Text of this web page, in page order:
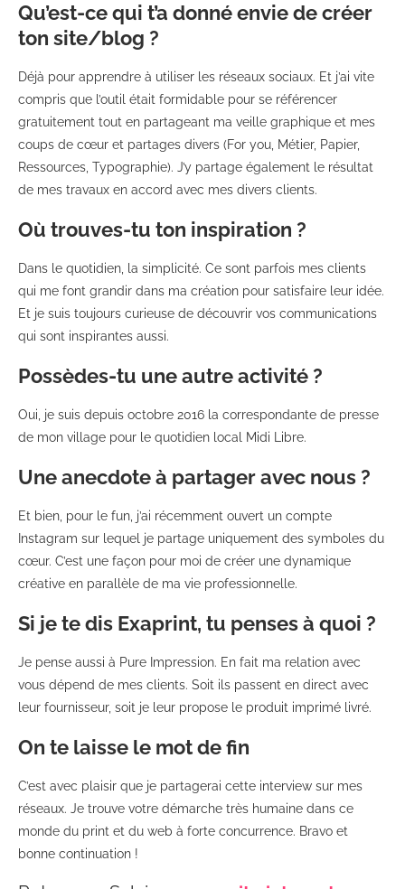
Qu’est-ce qui t’a donné envie de créer
ton site/blog ?
Déjà pour apprendre à utiliser les réseaux sociaux. Et j’ai vite
compris que l’outil était formidable pour se référencer
gratuitement tout en partageant ma veille graphique et mes
coups de cœur et partages divers (For you, Métier, Papier,
Ressources, Typographie). J’y partage également le résultat
de mes travaux en accord avec mes divers clients.
Où trouves-tu ton inspiration ?
Dans le quotidien, la simplicité. Ce sont parfois mes clients
qui me font grandir dans ma création pour satisfaire leur idée.
Et je suis toujours curieuse de découvrir vos communications
qui sont inspirantes aussi.
Possèdes-tu une autre activité ?
Oui, je suis depuis octobre 2016 la correspondante de presse
de mon village pour le quotidien local Midi Libre.
Une anecdote à partager avec nous ?
Et bien, pour le fun, j’ai récemment ouvert un compte
Instagram sur lequel je partage uniquement des symboles du
cœur. C’est une façon pour moi de créer une dynamique
créative en parallèle de ma vie professionnelle.
Si je te dis Exaprint, tu penses à quoi ?
Je pense aussi à Pure Impression. En fait ma relation avec
vous dépend de mes clients. Soit ils passent en direct avec
leur fournisseur, soit je leur propose le produit imprimé livré.
On te laisse le mot de fin
C’est avec plaisir que je partagerai cette interview sur mes
réseaux. Je trouve votre démarche très humaine dans ce
monde du print et du web à forte concurrence. Bravo et
bonne continuation !